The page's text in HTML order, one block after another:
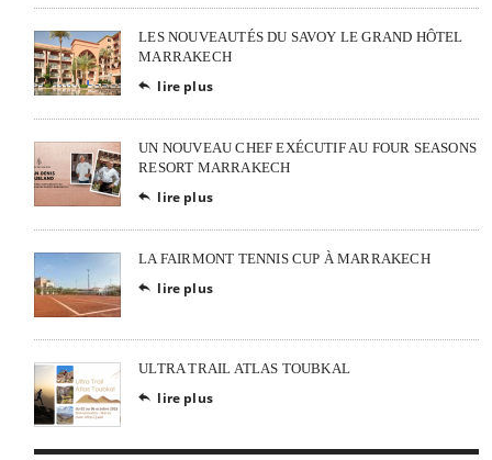
LES NOUVEAUTÉS DU SAVOY LE GRAND HÔTEL
MARRAKECH
 lire plus
UN NOUVEAU CHEF EXÉCUTIF AU FOUR SEASONS
RESORT MARRAKECH
 lire plus
LA FAIRMONT TENNIS CUP À MARRAKECH
 lire plus
ULTRA TRAIL ATLAS TOUBKAL
 lire plus